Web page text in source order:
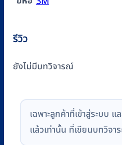
รีวิว
ยังไม่มีบทวิจารณ์
เฉพาะลูกค้าที่เข้าสู่ระบบ
แล้วเท่านั้น ที่เขียนบทวิจา